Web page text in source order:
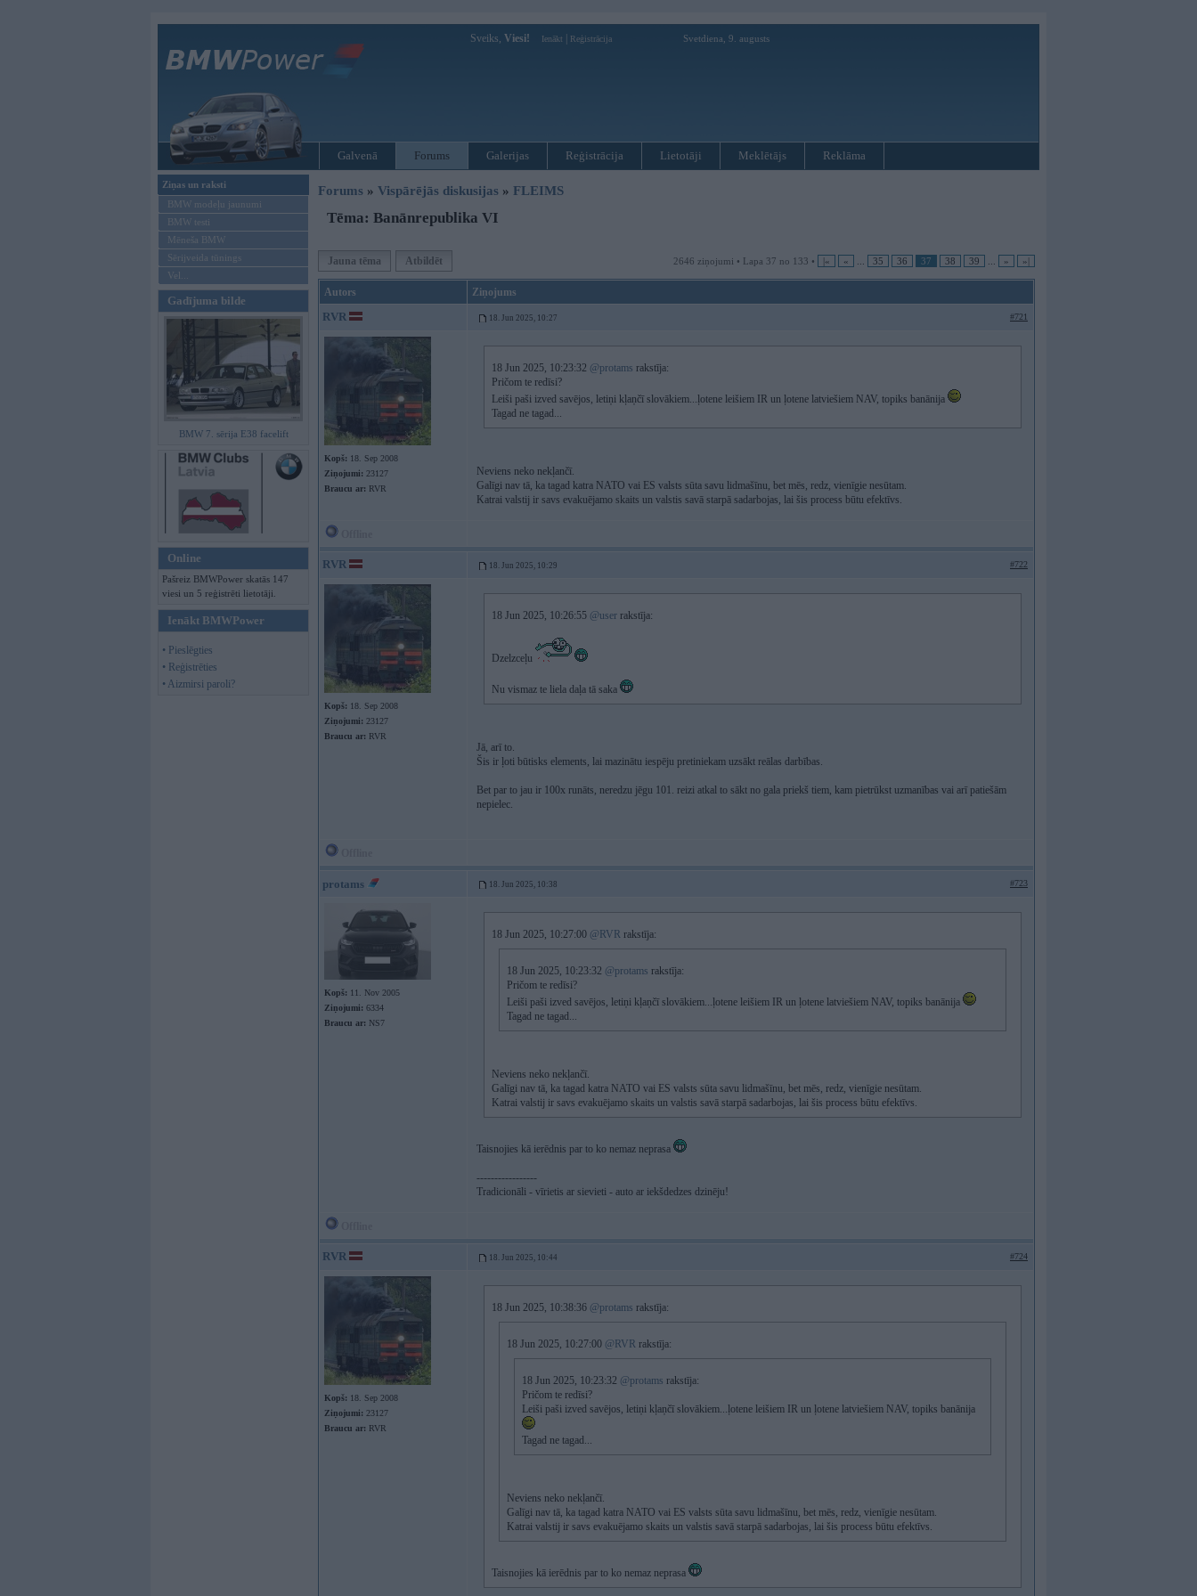
Sveiks, Viesi! Ienākt Reģistrācija Svetdiena, 9. augusts
Galvenā Forums Galerijas Reģistrācija Lietotāji Meklētājs Reklāma
Ziņas un raksti
BMW modeļu jaunumi
BMW testi
Mēneša BMW
Sērijveida tūnings
Vel...
Gadījuma bilde
BMW 7. sērija E38 facelift
Online
Pašreiz BMWPower skatās 147
viesi un 5 reģistrēti lietotāji.
Ienākt BMWPower
• Pieslēgties
• Reģistrēties
• Aizmirsi paroli?
Forums » Vispārējās diskusijas » FLEIMS
Tēma: Banānrepublika VI
Jauna tēma Atbildēt 2646 ziņojumi • Lapa 37 no 133 • |« « 35 36 37 38 39 » »|
Autors Ziņojums
RVR 18. Jun 2025, 10:27 #721
Kopš: 18. Sep 2008
Ziņojumi: 23127
Braucu ar: RVR
18 Jun 2025, 10:23:32 @protams rakstīja:
Pričom te redīsi?
Leiši paši izved savējos, letiņi kļaņčī slovākiem...ļotene leišiem IR un ļotene latviešiem NAV, topiks banānija
Tagad ne tagad...
Neviens neko nekļančī.
Galīgi nav tā, ka tagad katra NATO vai ES valsts sūta savu lidmašīnu, bet mēs, redz, vienīgie nesūtam.
Katrai valstij ir savs evakuējamo skaits un valstis savā starpā sadarbojas, lai šis process būtu efektīvs.
RVR 18. Jun 2025, 10:29 #722
Kopš: 18. Sep 2008
Ziņojumi: 23127
Braucu ar: RVR
18 Jun 2025, 10:26:55 @user rakstīja:
Dzelzceļu
Nu vismaz te liela daļa tā saka
Jā, arī to.
Šis ir ļoti būtisks elements, lai mazinātu iespēju pretiniekam uzsākt reālas darbības.
Bet par to jau ir 100x runāts, neredzu jēgu 101. reizi atkal to sākt no gala priekš tiem, kam pietrūkst uzmanības vai arī patiešām
nepielec.
protams 18. Jun 2025, 10:38 #723
Kopš: 11. Nov 2005
Ziņojumi: 6334
Braucu ar: NS7
18 Jun 2025, 10:27:00 @RVR rakstīja:
18 Jun 2025, 10:23:32 @protams rakstīja:
Pričom te redīsi?
Leiši paši izved savējos, letiņi kļaņčī slovākiem...ļotene leišiem IR un ļotene latviešiem NAV, topiks banānija
Tagad ne tagad...
Neviens neko nekļančī.
Galīgi nav tā, ka tagad katra NATO vai ES valsts sūta savu lidmašīnu, bet mēs, redz, vienīgie nesūtam.
Katrai valstij ir savs evakuējamo skaits un valstis savā starpā sadarbojas, lai šis process būtu efektīvs.
Taisnojies kā ierēdnis par to ko nemaz neprasa
-----------------
Tradicionāli - vīrietis ar sievieti - auto ar iekšdedzes dzinēju!
RVR 18. Jun 2025, 10:44 #724
Kopš: 18. Sep 2008
Ziņojumi: 23127
Braucu ar: RVR
18 Jun 2025, 10:38:36 @protams rakstīja:
18 Jun 2025, 10:27:00 @RVR rakstīja:
18 Jun 2025, 10:23:32 @protams rakstīja:
Pričom te redīsi?
Leiši paši izved savējos, letiņi kļaņčī slovākiem...ļotene leišiem IR un ļotene latviešiem NAV, topiks banānija
Tagad ne tagad...
Neviens neko nekļančī.
Galīgi nav tā, ka tagad katra NATO vai ES valsts sūta savu lidmašīnu, bet mēs, redz, vienīgie nesūtam.
Katrai valstij ir savs evakuējamo skaits un valstis savā starpā sadarbojas, lai šis process būtu efektīvs.
Taisnojies kā ierēdnis par to ko nemaz neprasa